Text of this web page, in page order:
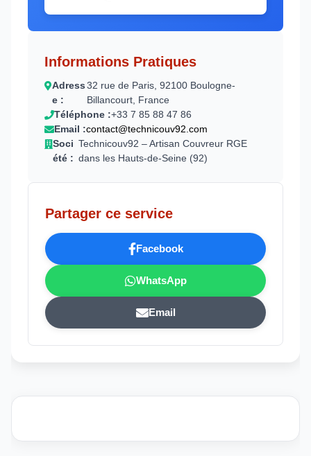
Informations Pratiques
Adress
e :
32 rue de Paris, 92100 Boulogne-
Billancourt, France
Téléphone :+33 7 85 88 47 86
Email :contact@technicouv92.com
Soci
été :
Technicouv92 – Artisan Couvreur RGE
dans les Hauts-de-Seine (92)
Partager ce service
Facebook
WhatsApp
Email